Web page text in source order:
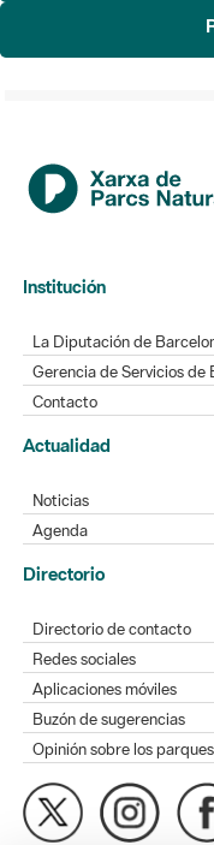
Institución
La Diputación de
Gerencia de Servicios de
Contacto
Actualidad
Noticias
Agenda
Directorio
Directorio de contacto
Redes sociales
Aplicaciones móviles
Buzón de sugerencias
Opinión sobre los parques